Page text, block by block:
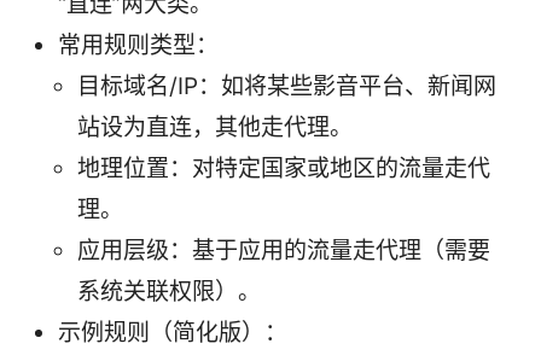
常用规则类型：
目标域名/IP：如将某些影音平台、新闻网
站设为直连，其他走代理。
地理位置：对特定国家或地区的流量走代
理。
应用层级：基于应用的流量走代理（需要
系统关联权限）。
示例规则（简化版）：